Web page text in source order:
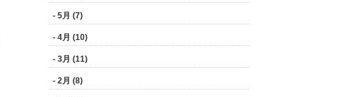
- 5月 (7)
- 4月 (10)
- 3月 (11)
- 2月 (8)